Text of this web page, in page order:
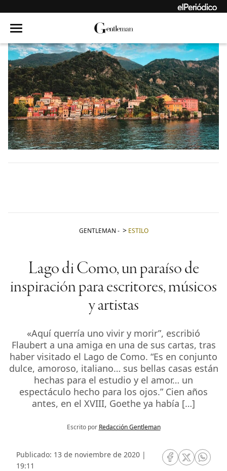
GENTLEMAN - ESTILO
Lago di Como, un paraíso de
inspiración para escritores, músicos
y artistas
«Aquí querría uno vivir y morir”, escribió
Flaubert a una amiga en una de sus cartas, tras
haber visitado el Lago de Como. “Es en conjunto
dulce, amoroso, italiano… sus bellas casas están
hechas para el estudio y el amor… un
espectáculo hecho para los ojos.” Cien años
antes, en el XVIII, Goethe ya había […]
Escrito por Redacción Gentleman
Publicado: 13 de noviembre de 2020 |
19:11
RRSS Facebook
RRSSRRSS